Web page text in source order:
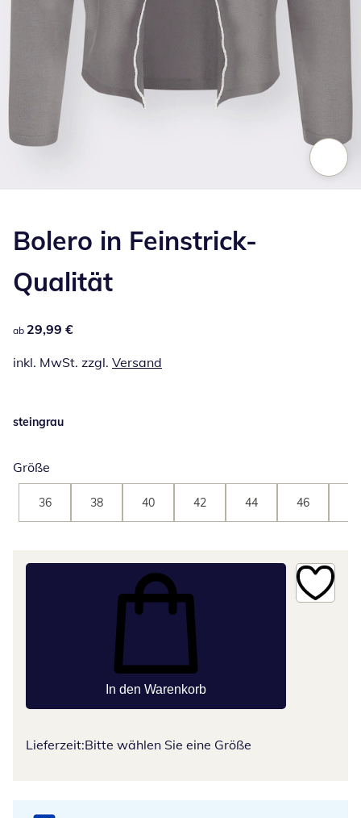
Bolero in Feinstrick-
Qualität
29,99 €
ab 29,99 €
inkl. MwSt. zzgl. Versand
steingrau
Größe
36 38 40 42 44 46
In den Warenkorb
Lieferzeit:Bitte wählen Sie eine Größe